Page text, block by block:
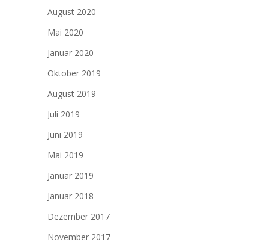
August 2020
Mai 2020
Januar 2020
Oktober 2019
August 2019
Juli 2019
Juni 2019
Mai 2019
Januar 2019
Januar 2018
Dezember 2017
November 2017